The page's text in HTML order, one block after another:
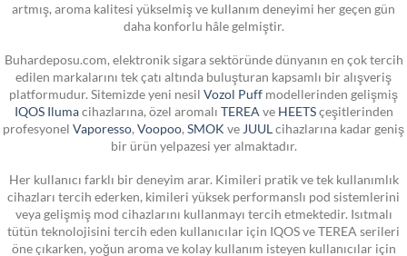
artmış, aroma kalitesi yükselmiş ve kullanım deneyimi her geçen gün
daha konforlu hâle gelmiştir.
Buhardeposu.com, elektronik sigara sektöründe dünyanın en çok tercih
edilen markalarını tek çatı altında buluşturan kapsamlı bir alışveriş
platformudur. Sitemizde yeni nesil Vozol Puff modellerinden gelişmiş
IQOS Ilumacihazlarına, özel aromalı TEREA ve HEETSçeşitlerinden
profesyonel Vaporesso Voopoo SMOK ve JUUL cihazlarına kadar geniş
bir ürün yelpazesi yer almaktadır.
Her kullanıcı farklı bir deneyim arar. Kimileri pratik ve tek kullanımlık
cihazları tercih ederken, kimileri yüksek performanslı pod sistemlerini
veya gelişmiş mod cihazlarını kullanmayı tercih etmektedir. Isıtmalı
tütün teknolojisini tercih eden kullanıcılar için IQOS ve TEREA serileri
öne çıkarken, yoğun aroma ve kolay kullanım isteyen kullanıcılar için